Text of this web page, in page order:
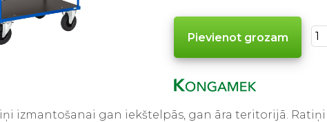
izmantošanai gan iekštelpās, gan āra teritorijā.